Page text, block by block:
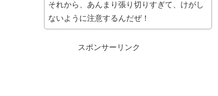
それから、あんまり張り切りすぎて、けがし
ないように注意するんだぜ！
スポンサーリンク